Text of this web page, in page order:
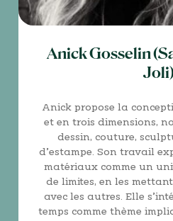
Anick Gosselin
Anick propose la
et en trois dimensions,
dessin, couture,
d’estampe. Son travail
matériaux comme un
de limites, en les
avec les autres. Elle
temps comme thème